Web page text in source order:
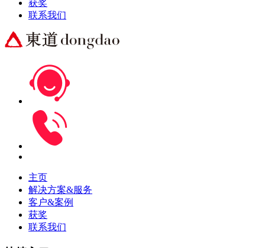
获奖
联系我们
主页
解决方案&服务
客户&案例
获奖
联系我们